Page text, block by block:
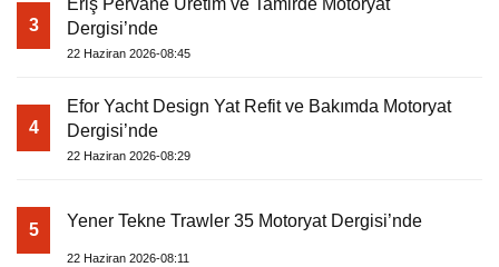
3
Dergisi’nde
22 Haziran 2026-08:45
4
Efor Yacht Design Yat Refit ve Bakımda Motoryat
Dergisi’nde
22 Haziran 2026-08:29
5 Yener Tekne Trawler 35 Motoryat Dergisi’nde
22 Haziran 2026-08:11